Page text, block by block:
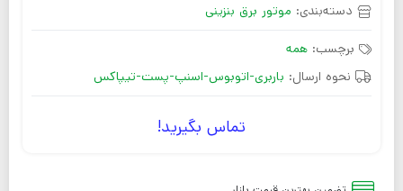
دسته‌بندی: موتور برق بنزینی
برچسب: همه
نحوه ارسال: باربری-اتوبوس-اسنپ-پست-تیپاکس
تماس بگیرید!